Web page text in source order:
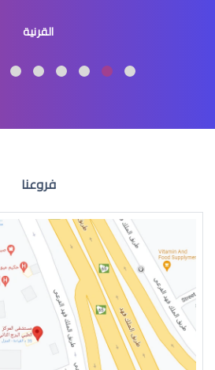
القرنية المخروطية اعراض
القرنية
فروعنا